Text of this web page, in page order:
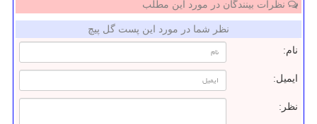
نظرات بینندگان در مورد این مطلب
نظر شما در مورد این پست گل پیچ
نام:
ایمیل:
نظر: